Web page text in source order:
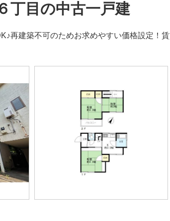
丁目の中古一戸建
再建築不可のためお求めやすい価格設定！